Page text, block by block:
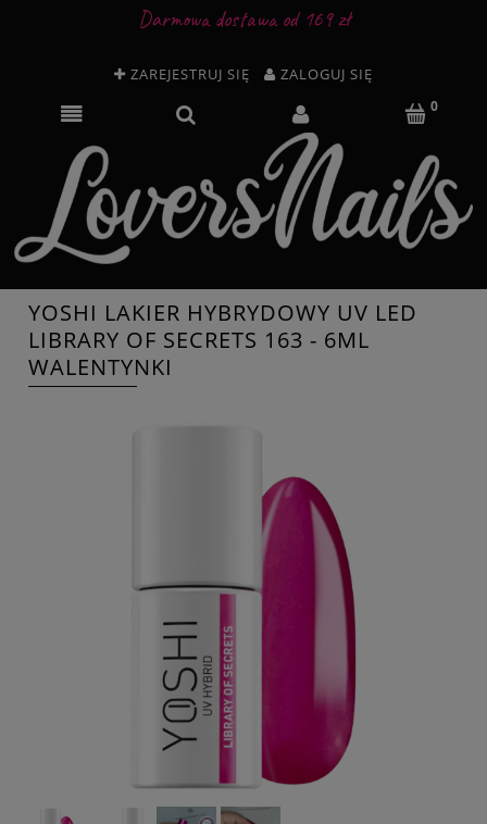
Darmowa dostawa od 169 zł
ZAREJESTRUJ SIĘ ZALOGUJ SIĘ
YOSHI LAKIER HYBRYDOWY UV LED
LIBRARY OF SECRETS 163 - 6ML
WALENTYNKI